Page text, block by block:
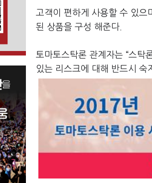
고객이 편하게 사용할 수 있
된 상품을 구성 해준다.
토마토스탁론 관계자는 “스탁
있는 리스크에 대해 반드시 숙